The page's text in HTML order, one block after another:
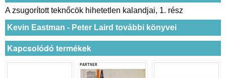
A zsugorított teknőcök hihetetlen kalandjai, 1. rész
Kevin Eastman - Peter Laird további könyvei
Kapcsolódó termékek
PARTNER